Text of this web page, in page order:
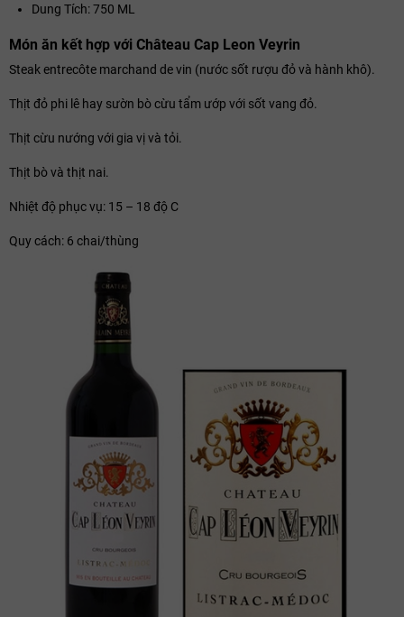
Dung Tích: 750 ML
Món ăn kết hợp với Château Cap Leon Veyrin
Steak entrecôte marchand de vin (nước sốt rượu đỏ và hành khô).
Thịt đỏ phi lê hay sườn bò cừu tẩm ướp với sốt vang đỏ.
Thịt cừu nướng với gia vị và tỏi.
Thịt bò và thịt nai.
Nhiệt độ phục vụ: 15 – 18 độ C
Quy cách: 6 chai/thùng